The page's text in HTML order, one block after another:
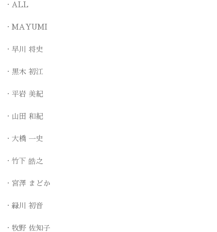
ALL
MAYUMI
早川 将史
黒木 初江
平岩 美紀
山田 和紀
大橋 一史
竹下 皓之
宮澤 まどか
緑川 初音
牧野 佐知子